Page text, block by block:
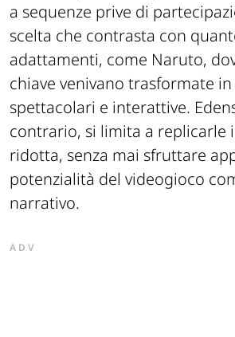
a sequenze prive di
scelta che contrasta con
adattamenti, come Naruto,
chiave venivano trasformate
spettacolari e interattive.
contrario, si limita a replicarle
ridotta, senza mai sfruttare
potenzialità del videogioco
narrativo.
ADV